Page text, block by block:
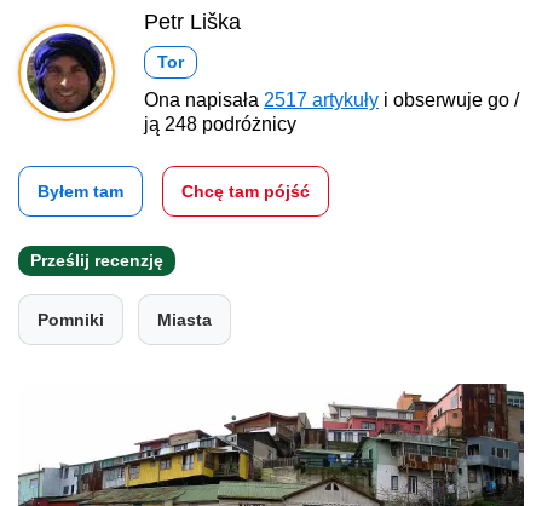
Petr Liška
Tor
Ona napisała 2517 artykuły i obserwuje go /
ją 248 podróżnicy
Byłem tam Chcę tam pójść
Prześlij recenzję
Pomniki Miasta